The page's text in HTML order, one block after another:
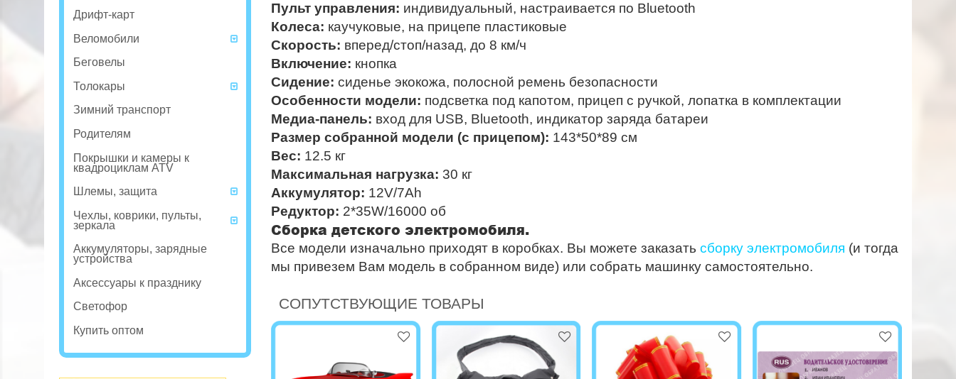
Пульт управления: индивидуальный, настраивается по Bluetooth
Колеса: каучуковые, на прицепе пластиковые
Скорость: вперед/стоп/назад, до 8 км/ч
Включение: кнопка
Сидение: сиденье экокожа, полосной ремень безопасности
Особенности модели: подсветка под капотом, прицеп с ручкой, лопатка в комплектации
Медиа-панель: вход для USB, B luetooth, индикатор заряда батареи
Размер собранной модели (с прицепом): 143*50*89 см
Вес: 12.5 кг
Максимальная нагрузка: 30 кг
Аккумулятор: 12V/7Ah
Редуктор: 2*35W/16000 об
Сборка детского электромобиля.
Все модели изначально приходят в коробках. Вы можете заказать сборку электромобиля (и тогда
мы привезем Вам модель в собранном виде) или собрать машинку самостоятельно.
СОПУТСТВУЮЩИЕ ТОВАРЫ
Дрифт-карт
Веломобили
Беговелы
Толокары
Зимний транспорт
Родителям
Покрышки и камеры к
квадроциклам ATV
Шлемы, защита
Чехлы, коврики, пульты,
зеркала
Аккумуляторы, зарядные
устройства
Аксессуары к празднику
Светофор
Купить оптом